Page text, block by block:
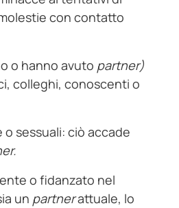
con contatto
o hanno avuto partner)
colleghi, conoscenti o
sessuali: ciò accade
o fidanzato nel
un partnerattuale, lo